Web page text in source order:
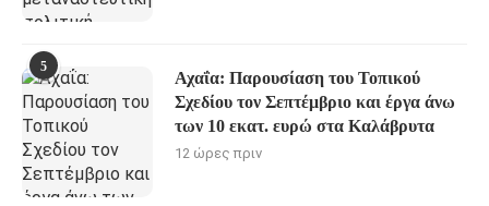
5
Αχαΐα: Παρουσίαση του Τοπικού
Σχεδίου τον Σεπτέμβριο και έργα άνω
των 10 εκατ. ευρώ στα Καλάβρυτα
12 ώρες πριν